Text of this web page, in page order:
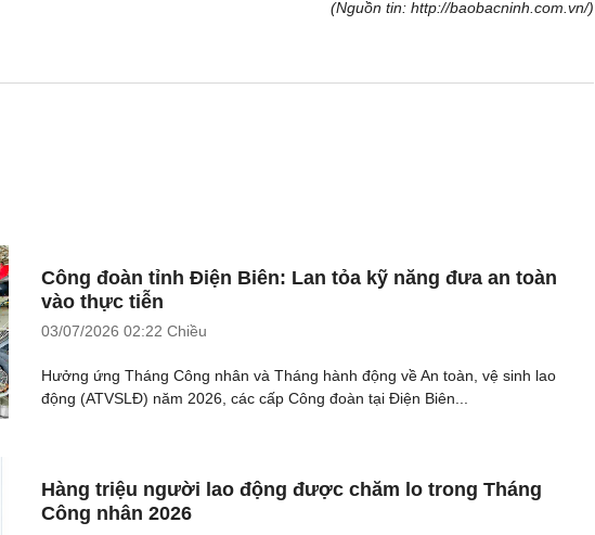
(Nguồn tin: http://baobacninh.com.vn/)
Công đoàn tỉnh Điện Biên: Lan tỏa kỹ năng đưa an toàn
vào thực tiễn
03/07/2026 02:22 Chiều
Hưởng ứng Tháng Công nhân và Tháng hành động về An toàn, vệ sinh lao
động (ATVSLĐ) năm 2026, các cấp Công đoàn tại Điện Biên...
Hàng triệu người lao động được chăm lo trong Tháng
Công nhân 2026